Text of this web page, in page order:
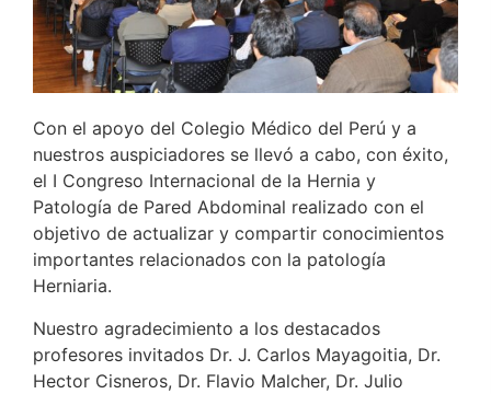
Con el apoyo del Colegio Médico del Perú y a
nuestros auspiciadores se llevó a cabo, con éxito,
el I Congreso Internacional de la Hernia y
Patología de Pared Abdominal realizado con el
objetivo de actualizar y compartir conocimientos
importantes relacionados con la patología
Herniaria.
Nuestro agradecimiento a los destacados
profesores invitados Dr. J. Carlos Mayagoitia, Dr.
Hector Cisneros, Dr. Flavio Malcher, Dr. Julio